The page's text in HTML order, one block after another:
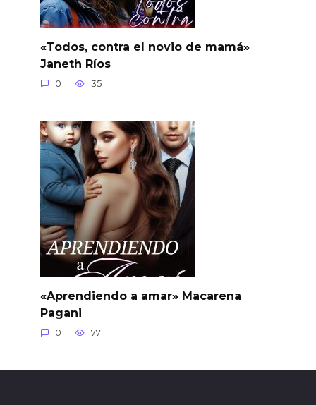
«Todos, contra el novio de mamá»
Janeth Ríos
0 35
«Aprendiendo a amar» Macarena
Pagani
0 77